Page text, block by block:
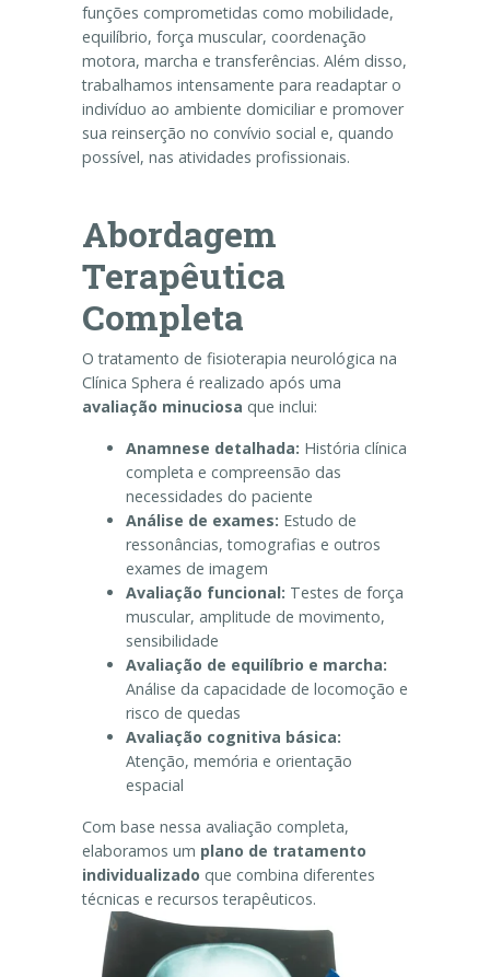
funções comprometidas como mobilidade,
equilíbrio, força muscular, coordenação
motora, marcha e transferências. Além disso,
trabalhamos intensamente para readaptar o
indivíduo ao ambiente domiciliar e promover
sua reinserção no convívio social e, quando
possível, nas atividades profissionais.
Abordagem
Terapêutica
Completa
O tratamento de fisioterapia neurológica na
Clínica Sphera é realizado após uma
avaliação minuciosa que inclui:
Anamnese detalhada: História clínica
completa e compreensão das
necessidades do paciente
Análise de exames: Estudo de
ressonâncias, tomografias e outros
exames de imagem
Avaliação funcional: Testes de força
muscular, amplitude de movimento,
sensibilidade
Avaliação de equilíbrio e marcha:
Análise da capacidade de locomoção e
risco de quedas
Avaliação cognitiva básica:
Atenção, memória e orientação
espacial
Com base nessa avaliação completa,
elaboramos um plano de tratamento
individualizado que combina diferentes
técnicas e recursos terapêuticos.